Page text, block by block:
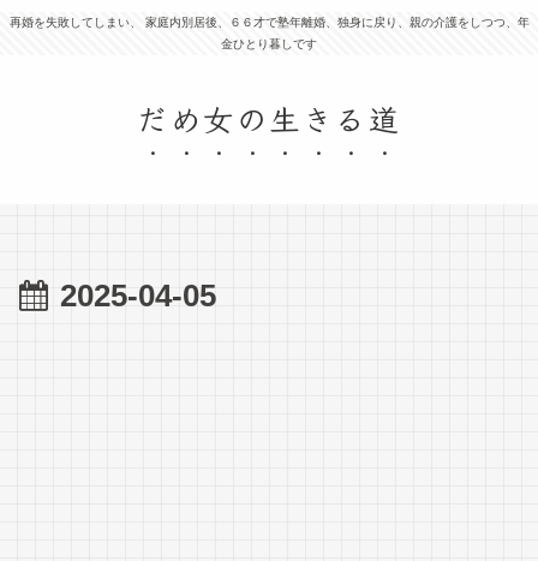
再婚を失敗してしまい、 家庭内別居後、６６才で塾年離婚、独身に戻り、親の介護をしつつ、年
金ひとり暮しです
だめ女の生きる道
2025-04-05